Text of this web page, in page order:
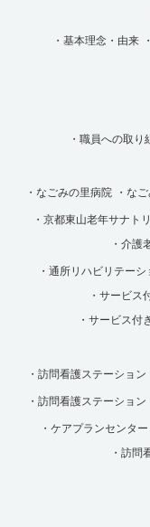
・基本理念・由来
・職員への取り
・なごみの里病院
・な
・京都東山老年サナト
・介
・通所リハビリテー
・サービ
・サービス
・訪問看護ステーショ
・訪問看護ステーショ
・ケアプランセン
・訪問